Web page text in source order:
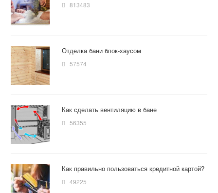
813483
Отделка бани блок-хаусом
57574
Как сделать вентиляцию в бане
56355
Как правильно пользоваться кредитной картой?
49225